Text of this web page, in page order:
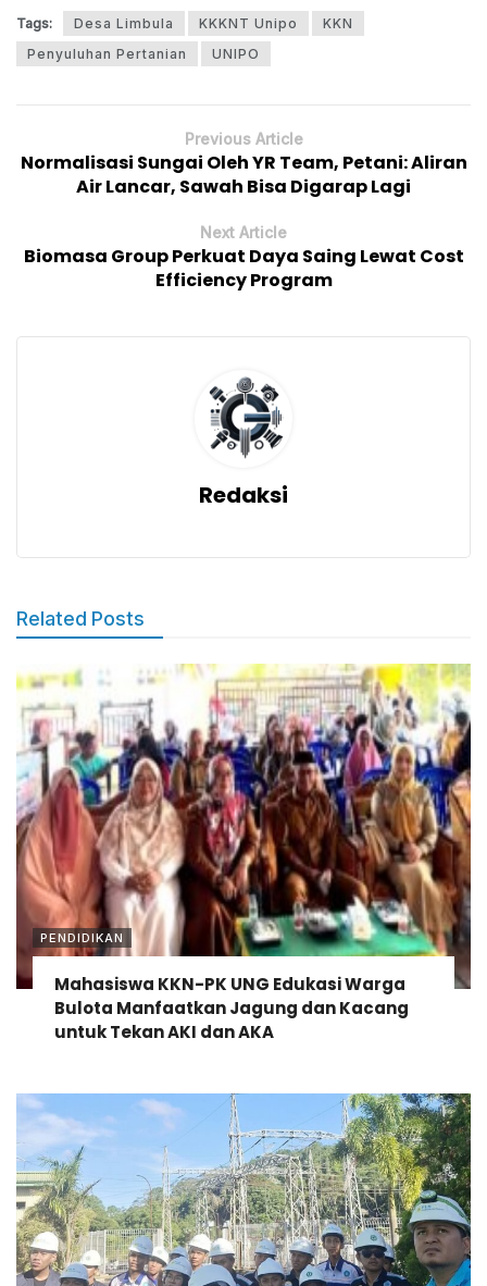
Tags: Desa Limbula KKKNT Unipo
KKN
Penyuluhan Pertanian
UNIPO
Previous Article
Normalisasi Sungai Oleh YR Team, Petani: Aliran
Air Lancar, Sawah Bisa Digarap Lagi
Next Article
Biomasa Group Perkuat Daya Saing Lewat Cost
Efficiency Program
Redaksi
Related Posts
PENDIDIKAN
Mahasiswa KKN-PK UNG Edukasi Warga
Bulota Manfaatkan Jagung dan Kacang
untuk Tekan AKI dan AKA